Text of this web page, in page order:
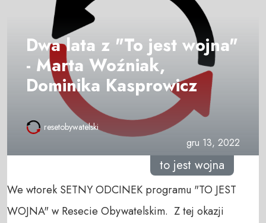
Dwa lata z "To jest wojna"
- Marta Woźniak,
Dominika Kasprowicz
resetobywatelski
gru 13, 2022
to jest wojna
We wtorek SETNY ODCINEK programu "TO JEST
WOJNA" w Resecie Obywatelskim. Z tej okazji